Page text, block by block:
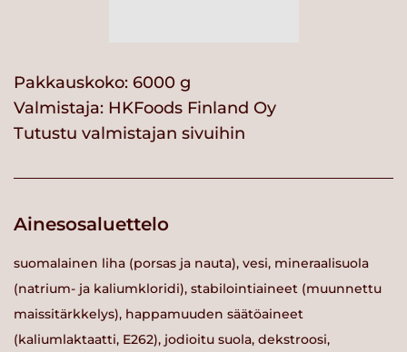
Pakkauskoko: 6000 g
Valmistaja: HKFoods Finland Oy
Tutustu valmistajan sivuihin
Ainesosaluettelo
suomalainen liha (porsas ja nauta), vesi, mineraalisuola
(natrium- ja kaliumkloridi), stabilointiaineet (muunnettu
maissitärkkelys), happamuuden säätöaineet
(kaliumlaktaatti, E262), jodioitu suola, dekstroosi,